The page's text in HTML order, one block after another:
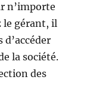
n’importe
le gérant, il
la société.
des